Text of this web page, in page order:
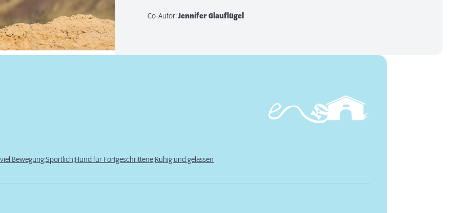
Co-Autor:Jennifer Glauflügel
Bewegung;Sportlich;Hund für Fortgeschrittene;Ruhig und gelassen